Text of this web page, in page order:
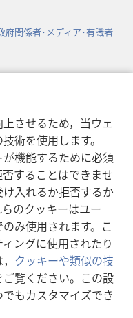
させるため，当ウェ
術を使用します。
機能するために必須
することはできませ
入れるか拒否するか
のクッキーはユー
み使用されます。こ
ングに使用されたり
クッキーや類似の技
ご覧ください。この設
もカスタマイズでき
府関係者･メディア･有識者
ー